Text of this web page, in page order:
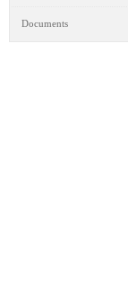
Documents